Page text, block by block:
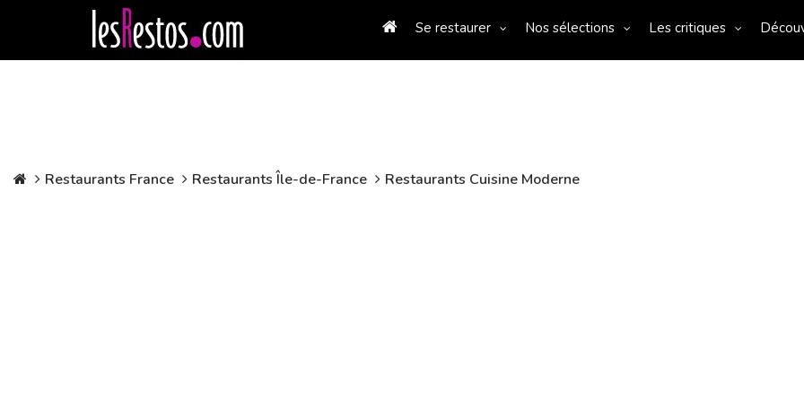
Se restaurer Nos sélections Les critiques
Restaurants France Restaurants Île-de-France Restaurants Cuisine Moderne